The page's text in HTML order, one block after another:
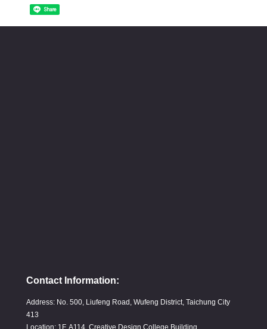
Share
Contact Information:
Address: No. 500, Liufeng Road, Wufeng District, Taichung City
413